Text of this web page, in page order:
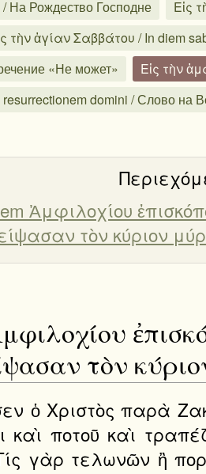
На Рождество Господне
Εἰς
τὴν ἁγίαν Σαββάτου / In diem
«Не может»
Εἰς τὴν
domini / Слово на
Ἀμφιλοχίου
τὸν κύριον
τὸν
εἰσέρχεται εἰς οἰκίαν τέως μεστὴν κακῶν. Ὅπου γὰρ φαρισαῖος, ἐκεῖ πονηρίας ὁρμητήριον, ἁμαρτίας καταγώγιον, ὑπεροψίας ὑποδοχή. Ἀλλὰ καὶ οὕτως αὐτοῦ διακειμένης τῆς οἰκίας οὐκ ἀπαξιοῖ παραγε νέσθαι ὁ κύριος. Εἰκότως· ὥσπερ γὰρ ὁ ἥλιος οὐ καταβλάπτεται βορβόρῳ τὰς οἰκείας ἀκτῖνας ἐπιβάλλων, ἀλλὰ τοὐναντίον καὶ τὴν ἐνοῦσαν ἀηδίαν περιμάσσεται μηδὲν αὐτὸς ὑβριζόμενος, οὕτω καὶ ὁ Χριστὸς ὡς ἥλιος δικαιοσύνης πάντα ἐναγῆ καὶ βέβη λον τόπον καταλαμβάνει καὶ τὴν δυσώδη ἁμαρτίαν ταῖς ἀκτῖσιν αὐτοῦ τῆς ἀγαθότητος ἀναλίσκει, οὐχ ὕβριν, οὐ μείωσιν, οὐ μο λυσμὸν ὑπομένων κατὰ τὸν τῆς θεότητος λόγον. Ὅθεν ἐπένευσεν εὐκόλως τῷ φαρισαίῳ καλοῦντι, ἠρεμῶν, σιωπῶν, ἀνεξέλεγκτον αὐτοῦ τὸν βίον ἀφείς. Πρῶτον μέν, ἵνα ἁγιάσῃ τοὺς κληθέντας, τὸν καλέσαντα, τῆς οἰκίας τὸ σύστημα, τῆς πολυτελείας τὰ βρώματα· ἔπειτα δεικνὺς ὡς οὐ φάσμα ἦν ἡ ἐνανθρώπησις, ἐκ τῆς ἀνακλίσεως, τῆς βρώσεως, τῆς πόσεως, τῆς τῶν σιτίων δαπάνης. Ἄλλως δέ, ἐπειδὴ ἤμελλεν ἡ πόρνη προσιέναι καὶ τὸν θερμὸν ἐκεῖνον καὶ διάπυρον τῆς μετανοίας δεικνύναι τρόπον, διὰ τοῦτο καλοῦντι τῷ φαρισαίῳ ἐπινεύει ταχέως, ἵνα ἐπ' ὄψεσι γραμματέων καὶ φαρισαίων τὰ οἰκεῖα ἐκτραγῳδήσασα κακὰ διδάξῃ αὐτοὺς πῶς δεῖ τοὺς ἁμαρτωλοὺς ἐπὶ ταῖς ἁμαρτίαις στυγνάζοντας ἐξευμενίζεσθαι θεόν. Ἰδοὺ γάρ, φησί, γυνὴ ἐν τῇ πόλει, ἥτις ἦν ἁμαρτωλός. Γυνή, ἡ εὐόλισθος φύσις, τὸ πρῶτον δίκτυον τοῦ διαβόλου, ἡ τῆς πλάνης εἰσαγωγή, ἡ τῆς παραβάσεως διδάσκαλος, ἡ βοηθὸς μὲν γεναμένη, πολεμία δὲ ἀναδειχθεῖσα, ἡ γεναμένη κατὰ φύσιν καλή, ἐκ προαιρέσεως δὲ ἀποδειχθεῖσα κακή, ἡ θανάτου πρόξενος, ἡ τὸ κάλλος τοῦ ξύλου δείξασα καὶ ὅλον τὸν παράδεισον ἀπολέσασα. Καὶ ἰδοὺ γυνή, φησίν, ἐν τῇ πόλει, ἥτις ἦν ἁμαρτωλός, τὰ τῆς Εὔας φέρουσα βάρη, πολλοῖς κακοῖς βριθομένη. Ἐρῶ δὲ αὐτῆς τῶν προτέρων κακῶν τὴν δαψίλειαν, ἵνα γνῶτε αὐτῆς τῆς μετανοίας τὴν πολυτέλειαν. Ὁ θεὸς ἐκ τῆς πλευρᾶς τοῦ Ἀδὰμ ὀστέον λαβὼν καὶ τοῦτο σαρκώσας τὴν Εὔαν εἰργάσατο, ἣν δὲ γυναῖκα καλέσας ἔδωκε βοηθὸν τῷ Ἀδάμ. Ἀλλὰ